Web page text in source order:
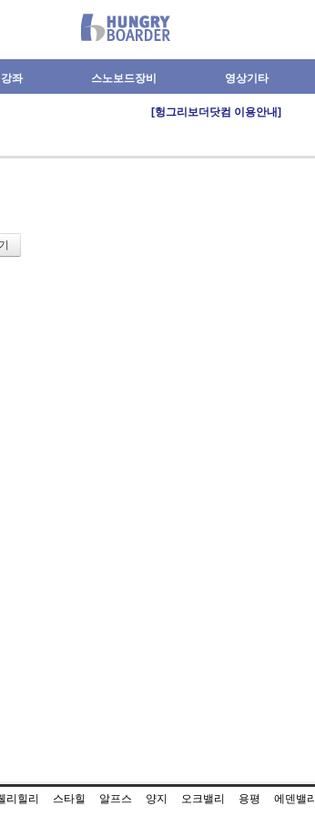
좌 스노보드장비 영상기타
[헝그리보더닷컴 이용안내]
리힐리 스타힐 알프스 양지 오크밸리 용평 에덴밸리